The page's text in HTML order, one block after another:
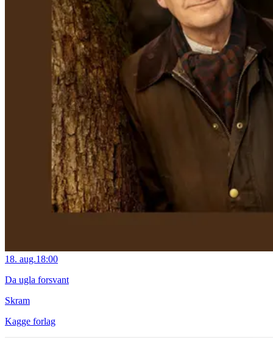
18. aug.18:00
Da ugla forsvant
Skram
Kagge forlag